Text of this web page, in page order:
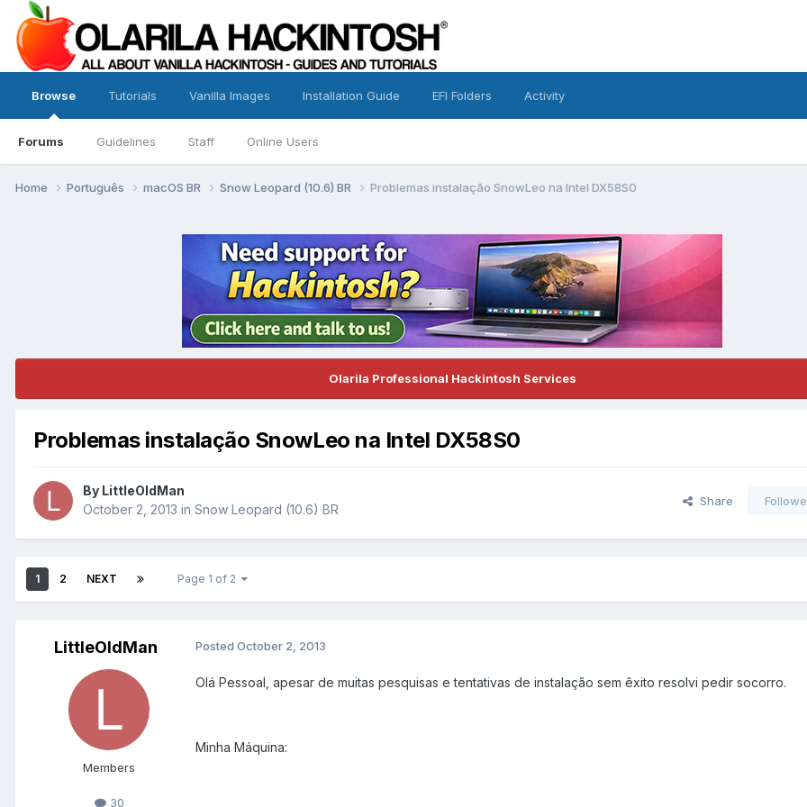
Browse
Forums Guidelines Staff Online Users
Tutorials Vanilla Images Installation Guide EFI Folders Activity
Home Português macOS BR Snow Leopard (10.6) BR Problemas instalação SnowLeo na Intel DX58S0
Olarila Professional Hackintosh Services
Problemas instalação SnowLeo na Intel DX58S0
By LittleOldMan
October 2, 2013 in Snow Leopard (10.6) BR
Share
1 2 NEXT Page 1 of 2
LittleOldMan
Members
30
Posted October 2, 2013
Olá Pessoal, apesar de muitas pesquisas e tentativas de instalação sem êxito resolvi pedir socorro.
Minha Máquina: